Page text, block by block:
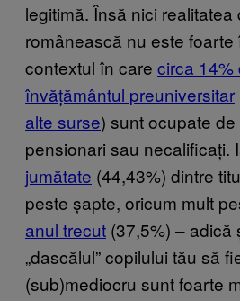
legitimă. Însă nici realitatea
românească nu este
contextul în care circa 14%
învățământul preuniversitar
alte surse) sunt ocupate
pensionari sau necalificați.
jumătate (44,43%) dintre
peste șapte, oricum mult
anul trecut (37,5%) – adică
„dascălul” copilului tău să
(sub)mediocru sunt foarte